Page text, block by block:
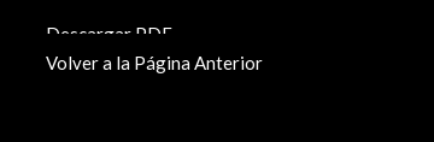
Descargar PDF
Volver a la Página Anterior